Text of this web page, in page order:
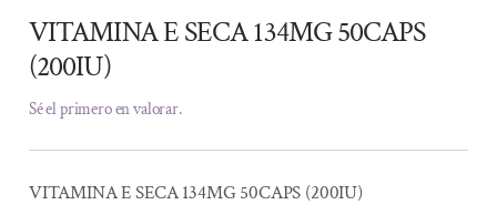
VITAMINA E SECA 134MG 50CAPS
(200IU)
Sé el primero en valorar.
VITAMINA E SECA 134MG 50CAPS (200IU)